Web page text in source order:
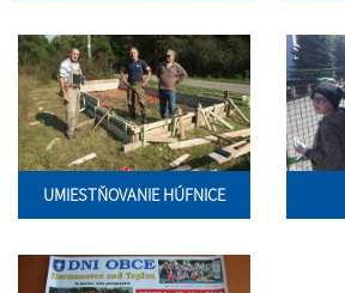
UMIESTŇOVANIE HÚFNICE